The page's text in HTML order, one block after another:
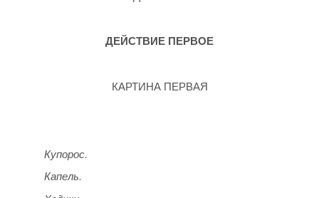
ДЕЙСТВИЕ ПЕРВОЕ
КАРТИНА ПЕРВАЯ
Купорос.
Капель.